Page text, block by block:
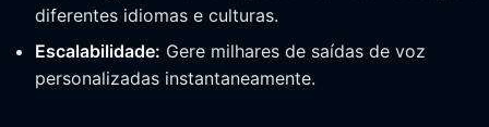
diferentes idiomas e culturas.
Escalabilidade: Gere milhares de saídas de voz
personalizadas instantaneamente.